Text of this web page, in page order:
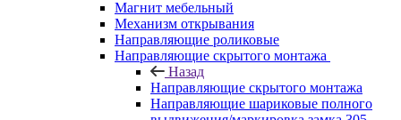
Магнит мебельный
Механизм открывания
Направляющие роликовые
Направляющие скрытого монтажа
Назад
Направляющие скрытого монтажа
Направляющие шариковые полного